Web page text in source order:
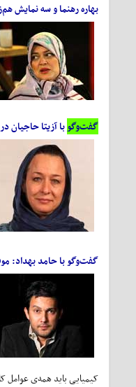
بهاره رهنما و سه نمایش
گفت‌وگوبا آزیتا حاجیان
گفت‌وگو با حامد بهداد:
کیمیایی باید همه‌ی عوامل